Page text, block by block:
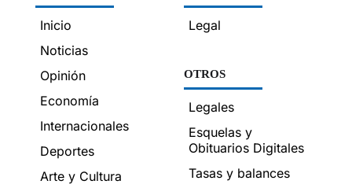
Inicio
Noticias
Opinión
Economía
Internacionales
Deportes
Arte y Cultura
Legal
OTROS
Legales
Esquelas y
Obituarios Digitales
Tasas y balances